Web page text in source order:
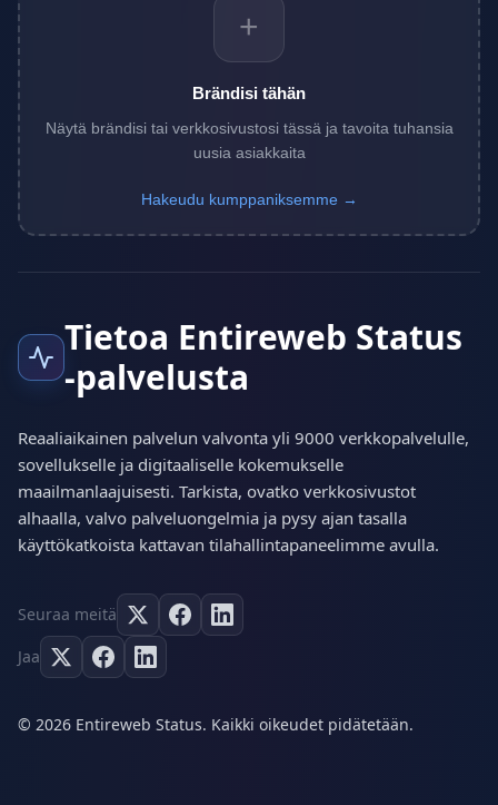
+
Brändisi tähän
Näytä brändisi tai verkkosivustosi tässä ja tavoita tuhansia
uusia asiakkaita
Hakeudu kumppaniksemme →
Tietoa Entireweb Status
-palvelusta
Reaaliaikainen palvelun valvonta yli 9000 verkkopalvelulle,
sovellukselle ja digitaaliselle kokemukselle
maailmanlaajuisesti. Tarkista, ovatko verkkosivustot
alhaalla, valvo palveluongelmia ja pysy ajan tasalla
käyttökatkoista kattavan tilahallintapaneelimme avulla.
Seuraa meitä
Jaa
© 2026 Entireweb Status. Kaikki oikeudet pidätetään.